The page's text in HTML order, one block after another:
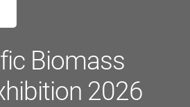
Biomass
2026